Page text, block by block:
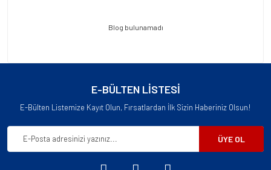
Blog bulunamadı
E-BÜLTEN LİSTESİ
E-Bülten Listemize Kayıt Olun, Fırsatlardan İlk Sizin Haberiniz Olsun!
ÜYE OL